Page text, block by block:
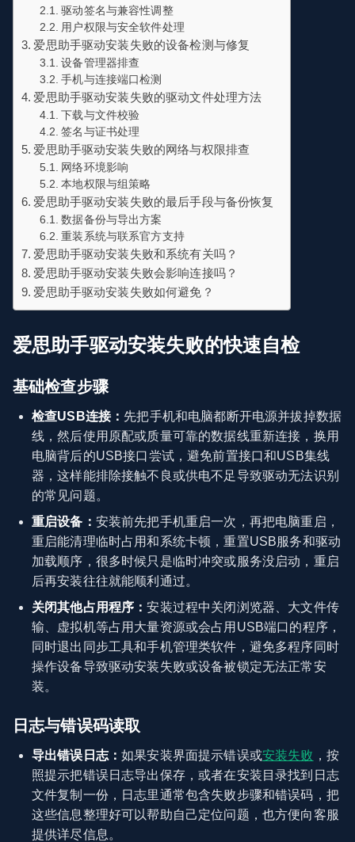
驱动签名与兼容性调整
用户权限与安全软件处理
爱思助手驱动安装失败的设备检测与修复
设备管理器排查
手机与连接端口检测
爱思助手驱动安装失败的驱动文件处理方法
下载与文件校验
签名与证书处理
爱思助手驱动安装失败的网络与权限排查
网络环境影响
本地权限与组策略
爱思助手驱动安装失败的最后手段与备份恢复
数据备份与导出方案
重装系统与联系官方支持
爱思助手驱动安装失败和系统有关吗？
爱思助手驱动安装失败会影响连接吗？
爱思助手驱动安装失败如何避免？
爱思助手驱动安装失败的快速自检
基础检查步骤
检查USB连接： 先把手机和电脑都断开电源并拔掉数据
线，然后使用原配或质量可靠的数据线重新连接，换用
电脑背后的USB接口尝试，避免前置接口和USB集线
器，这样能排除接触不良或供电不足导致驱动无法识别
的常见问题。
重启设备： 安装前先把手机重启一次，再把电脑重启，
重启能清理临时占用和系统卡顿，重置USB服务和驱动
加载顺序，很多时候只是临时冲突或服务没启动，重启
后再安装往往就能顺利通过。
关闭其他占用程序：安装过程中关闭浏览器、大文件传
输、虚拟机等占用大量资源或会占用USB端口的程序，
同时退出同步工具和手机管理类软件，避免多程序同时
操作设备导致驱动安装失败或设备被锁定无法正常安
装。
日志与错误码读取
导出错误日志：如果安装界面提示错误或安装失败 ，按
照提示把错误日志导出保存，或者在安装目录找到日志
文件复制一份，日志里通常包含失败步骤和错误码，把
这些信息整理好可以帮助自己定位问题，也方便向客服
提供详尽信息。